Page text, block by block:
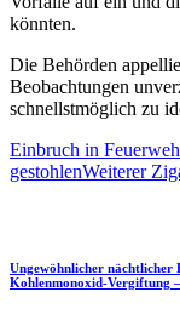
könnten.
Die Behörden
Beobachtungen
schnellstmöglich zu
Einbruch in
gestohlenWeiterer
Ungewöhnlicher
Kohlenmonoxid-Vergiftung